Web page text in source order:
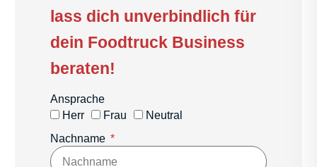
lass dich unverbindlich für
dein Foodtruck Business
beraten!
Ansprache
Herr
Frau
Neutral
Nachname